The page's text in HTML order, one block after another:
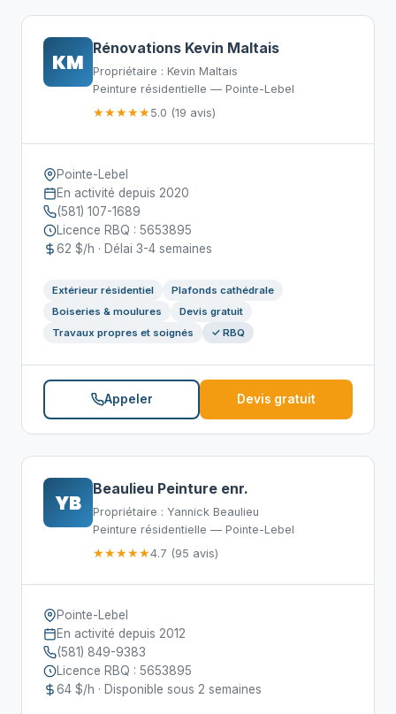
KM
Rénovations Kevin Maltais
Propriétaire : Kevin Maltais
Peinture résidentielle — Pointe-Lebel
★★★★★5.0 (19 avis)
Pointe-Lebel
En activité depuis 2020
(581) 107-1689
Licence RBQ : 5653895
62 $/h · Délai 3-4 semaines
Extérieur résidentiel
Plafonds cathédrale
Boiseries & moulures
Devis gratuit
Travaux propres et soignés
✓ RBQ
Appeler Devis gratuit
YB
Beaulieu Peinture enr.
Propriétaire : Yannick Beaulieu
Peinture résidentielle — Pointe-Lebel
★★★★★4.7 (95 avis)
Pointe-Lebel
En activité depuis 2012
(581) 849-9383
Licence RBQ : 5653895
64 $/h · Disponible sous 2 semaines